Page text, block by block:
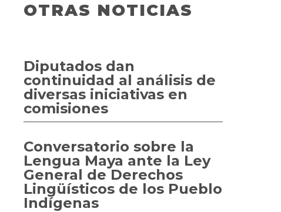
OTRAS NOTICIAS
Diputados dan
continuidad al análisis de
diversas iniciativas en
comisiones
Conversatorio sobre la
Lengua Maya ante la Ley
General de Derechos
Lingüísticos de los Pueblo
Indígenas